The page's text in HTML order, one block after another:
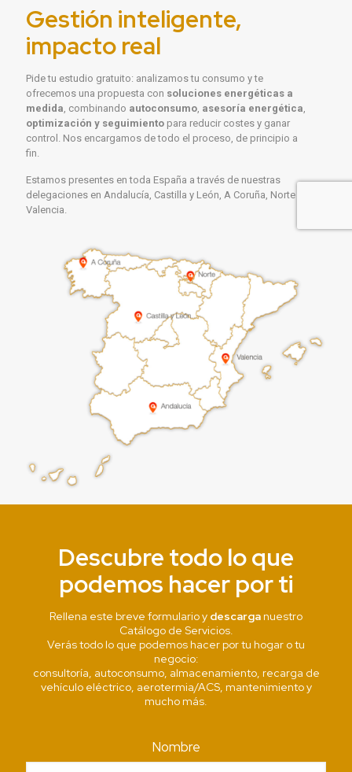
Gestión inteligente,
impacto real
Pide tu estudio gratuito: analizamos tu consumo y te
ofrecemos una propuesta con soluciones energéticas a
medida, combinando autoconsumo, asesoría energética,
optimización y seguimiento para reducir costes y ganar
control. Nos encargamos de todo el proceso, de principio a
fin.
Estamos presentes en toda España a través de nuestras
delegaciones en Andalucía, Castilla y León, A Coruña, Norte y
Valencia.
Descubre todo lo que
podemos hacer por ti
Rellena este breve formulario y descarga nuestro
Catálogo de Servicios.
Verás todo lo que podemos hacer por tu hogar o tu
negocio:
consultoría, autoconsumo, almacenamiento, recarga de
vehículo eléctrico, aerotermia/ACS, mantenimiento y
mucho más.
Nombre